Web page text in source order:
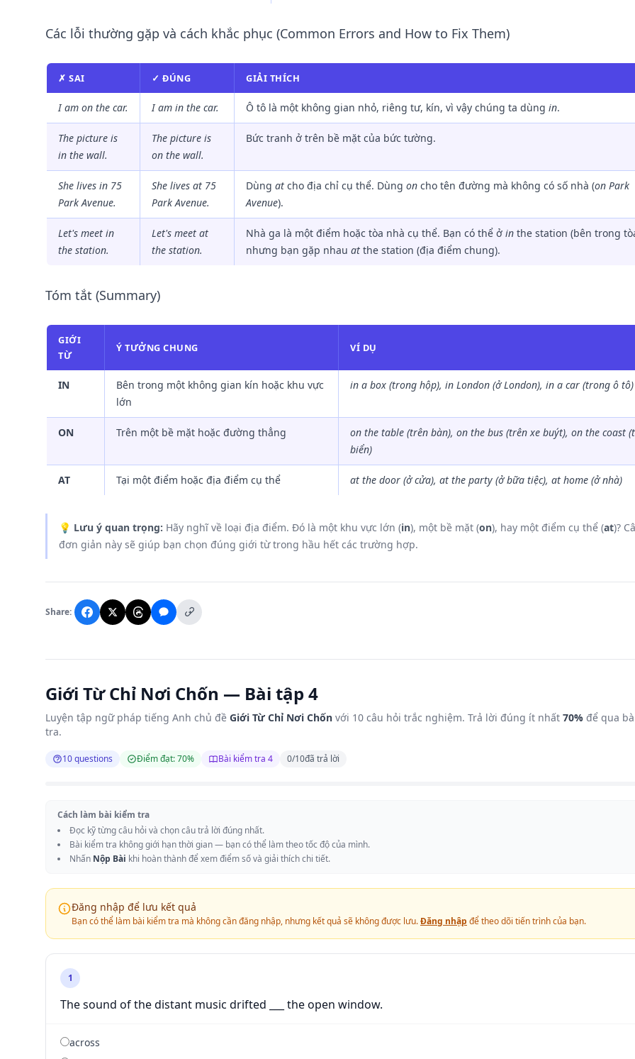
Các lỗi thường gặp và cách khắc phục (Common Errors and How to Fix Them)
✗ SAI ✓ ĐÚNG GIẢI THÍCH
I am on the car. I am in the car. Ô tô là một không gian nhỏ, riêng tư, kín, vì vậy chúng ta dùng in.
The picture is
in the wall.
The picture is
on the wall.
Bức tranh ở trên bề mặt của bức tường.
She lives in 75
Park Avenue.
She lives at 75
Park Avenue.
Dùng at cho địa chỉ cụ thể. Dùng on cho tên đường mà không có số nhà (on Park
Avenue).
Let's meet in
the station.
Let's meet at
the station.
Nhà ga là một điểm hoặc tòa nhà cụ thể. Bạn có thể ở in the station (bên trong
nhưng bạn gặp nhau at the station (địa điểm chung).
Tóm tắt (Summary)
GIỚI
TỪ
Ý TƯỞNG CHUNG VÍ DỤ
IN
Bên trong một không gian kín hoặc khu vực
lớn
in a box (trong hộp), in London (ở London), in a car (trong ô tô)
ON Trên một bề mặt hoặc đường thẳng
on the table (trên bàn), on the bus (trên xe buýt), on the coast
biển)
AT Tại một điểm hoặc địa điểm cụ thể at the door (ở cửa), at the party (ở bữa tiệc), at home (ở nhà)
💡 Lưu ý quan trọng: Hãy nghĩ về loại địa điểm. Đó là một khu vực lớn (in), một bề mặt (on), hay một điểm cụ thể (at)?
đơn giản này sẽ giúp bạn chọn đúng giới từ trong hầu hết các trường hợp.
Share:
Giới Từ Chỉ Nơi Chốn — Bài tập 4
Luyện tập ngữ pháp tiếng Anh chủ đề Giới Từ Chỉ Nơi Chốn với 10 câu hỏi trắc nghiệm. Trả lời đúng ít nhất 70% để qua
tra.
10 questions Điểm đạt: 70% Bài kiểm tra 4 0/10đã trả lời
Cách làm bài kiểm tra
Đọc kỹ từng câu hỏi và chọn câu trả lời đúng nhất.
Bài kiểm tra không giới hạn thời gian — bạn có thể làm theo tốc độ của mình.
Nhấn Nộp Bài khi hoàn thành để xem điểm số và giải thích chi tiết.
Đăng nhập để lưu kết quả
Bạn có thể làm bài kiểm tra mà không cần đăng nhập, nhưng kết quả sẽ không được lưu.Đăng nhập để theo dõi tiến trình của bạn.
1
The sound of the distant music drifted ___ the open window.
across